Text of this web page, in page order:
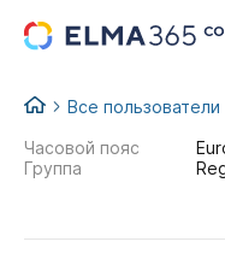
...
Все пользователи
Часовой пояс
Группа